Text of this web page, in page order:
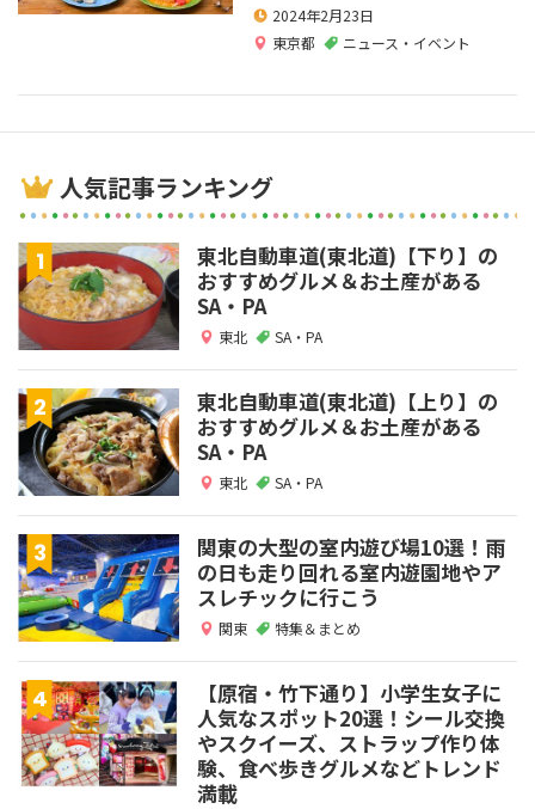
2024年2月23日
東京都
ニュース・イベント
人気記事ランキング
東北自動車道(東北道)【下り】の
おすすめグルメ＆お土産がある
SA・PA
東北 SA・PA
東北自動車道(東北道)【上り】の
おすすめグルメ＆お土産がある
SA・PA
東北 SA・PA
関東の大型の室内遊び場10選！雨
の日も走り回れる室内遊園地やア
スレチックに行こう
関東 特集＆まとめ
【原宿・竹下通り】小学生女子に
人気なスポット20選！シール交換
やスクイーズ、ストラップ作り体
験、食べ歩きグルメなどトレンド
満載